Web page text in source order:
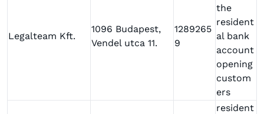
Legalteam Kft.
1096 Budapest,
Vendel utca 11.
1289265
9
the
resident
al bank
account
opening
custom
ers
resident